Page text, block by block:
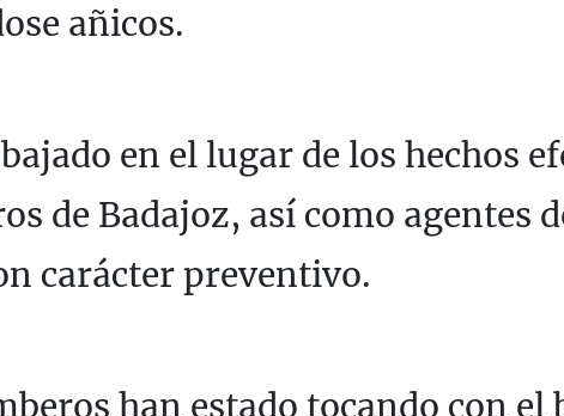
añicos.
en el lugar de los hechos
de Badajoz, así como agentes
carácter preventivo.
han estado tocando con el